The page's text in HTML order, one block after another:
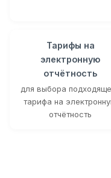
Тарифы на
электронную
отчётность
для выбора
тарифа на
отчётность